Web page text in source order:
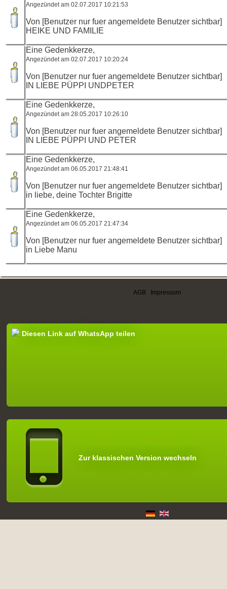
Angezündet am 02.07.2017 10:21:53
Von [Benutzer nur fuer angemeldete Benutzer sichtbar]
HEIKE UND FAMILIE
Eine Gedenkkerze,
Angezündet am 02.07.2017 10:20:24
Von [Benutzer nur fuer angemeldete Benutzer sichtbar]
IN LIEBE PÜPPI UNDPETER
Eine Gedenkkerze,
Angezündet am 28.05.2017 10:26:10
Von [Benutzer nur fuer angemeldete Benutzer sichtbar]
IN LIEBE PÜPPI UND PETER
Eine Gedenkkerze,
Angezündet am 06.05.2017 21:48:41
Von [Benutzer nur fuer angemeldete Benutzer sichtbar]
in liebe, deine Tochter Brigitte
Eine Gedenkkerze,
Angezündet am 06.05.2017 21:47:34
Von [Benutzer nur fuer angemeldete Benutzer sichtbar]
in Liebe Manu
AGB Impressum
Diesen Link auf WhatsApp teilen
Zur klassischen Version wechseln